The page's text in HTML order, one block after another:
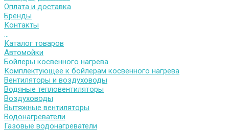
Оплата и доставка
Бренды
Контакты
...
Каталог товаров
Автомойки
Бойлеры косвенного нагрева
Комплектующее к бойлерам косвенного нагрева
Вентиляторы и воздуховоды
Водяные тепловентиляторы
Воздуховоды
Вытяжные вентиляторы
Водонагреватели
Газовые водонагреватели